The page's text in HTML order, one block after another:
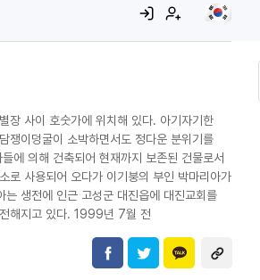
장 사이 호숫가에 위치해 있다. 아기자기한
쟁이덩굴이 소박하면서도 정다운 분위기를
에 의해 건축되어 현재까지 보존된 건물로서
로 사용되어 오다가 이기붕의 부인 박마리아가
는 생전에 인근 고성군 대진읍에 대진교회를
해지고 있다. 1999년 7월 전